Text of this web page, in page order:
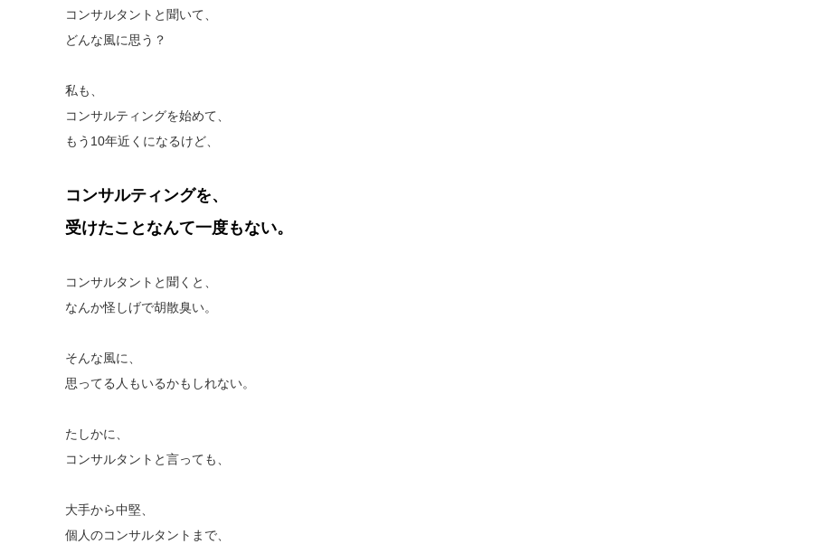
コンサルタントと聞いて、
どんな風に思う？
私も、
コンサルティングを始めて、
もう10年近くになるけど、
コンサルティングを、
受けたことなんて一度もない。
コンサルタントと聞くと、
なんか怪しげで胡散臭い。
そんな風に、
思ってる人もいるかもしれない。
たしかに、
コンサルタントと言っても、
大手から中堅、
個人のコンサルタントまで、